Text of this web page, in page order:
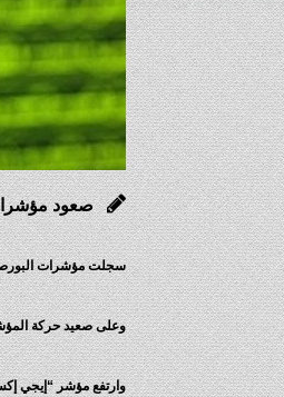
صعود
سجلت مؤشرات البورصة
وعلى صعيد حركة المؤشرات القياسية كسب
وارتفع مؤشر “إيجي إكس 20″ محدد الاوزان النسبية 0.3 % ليصل عند مستوى